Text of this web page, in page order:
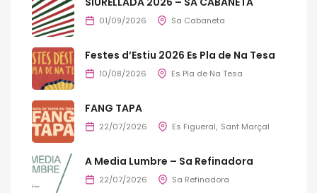
01/09/2026 Sa Cabaneta
Festes d’Estiu 2026 Es Pla de Na Tesa
10/08/2026 Es Pla de Na Tesa
FANG TAPA
22/07/2026 Es Figueral Sant Marçal
A Media Lumbre – Sa Refinadora
22/07/2026 Sa Refinadora